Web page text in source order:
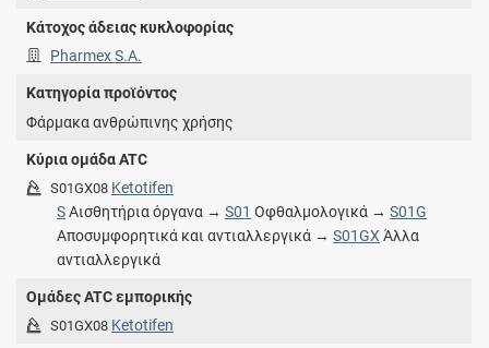
Κάτοχος άδειας κυκλοφορίας
Pharmex S.A.
Κατηγορία προϊόντος
Φάρμακα ανθρώπινης χρήσης
Κύρια ομάδα ATC
S01GX08 Ketotifen
SΑισθητήρια όργανα →S01 Οφθαλμολογικά →S01G
Αποσυμφορητικά και αντιαλλεργικά →S01GX Άλλα
αντιαλλεργικά
Ομάδες ATC εμπορικής
S01GX08 Ketotifen